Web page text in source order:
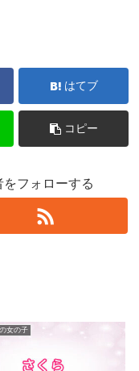
はてブ
コピー
フォローする
女の子